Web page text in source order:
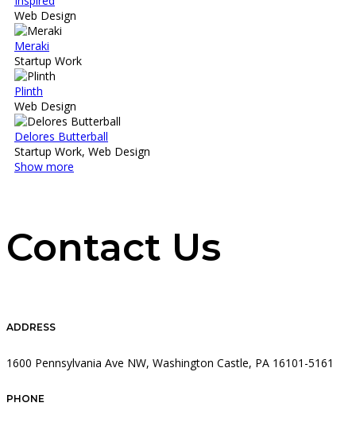
Web Design
Meraki
Startup Work
Plinth
Web Design
Delores Butterball
Startup Work, Web Design
Show more
Contact Us
ADDRESS
1600 Pennsylvania Ave NW, Washington Castle, PA 16101-5161
PHONE